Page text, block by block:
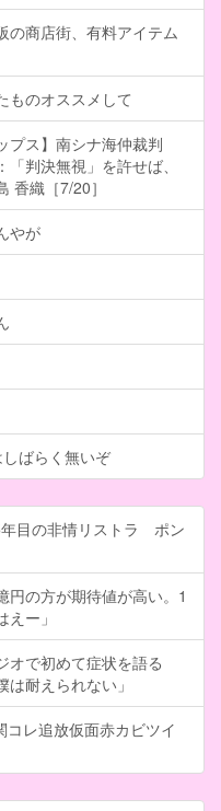
の商店街、有料アイテム
ものオススメして
プス】南シナ海仲裁判
判決無視」を許せば、
香織［7/20］
やが
ばらく無いぞ
年目の非情リストラ ポン
の方が期待値が高い。1
ー」
オで初めて症状を語る
は耐えられない」
レ追放仮面赤カビツイ